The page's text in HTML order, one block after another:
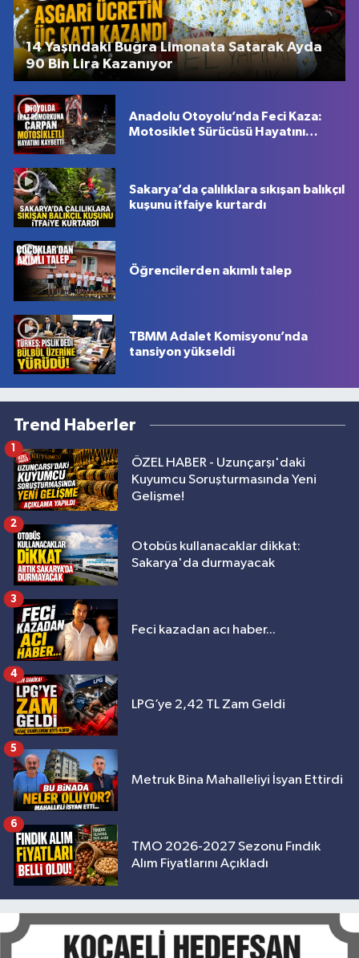
14 Yaşındaki Buğra Limonata Satarak Ayda
90 Bin Lira Kazanıyor
Anadolu Otoyolu’nda Feci Kaza:
Motosiklet Sürücüsü Hayatını
Sakarya’da çalılıklara sıkışan balıkçıl
kuşunu itfaiye kurtardı
Öğrencilerden akımlı talep
TBMM Adalet Komisyonu’nda
tansiyon yükseldi
Trend Haberler
ÖZEL HABER - Uzunçarşı'daki
Kuyumcu Soruşturmasında Yeni
Gelişme!
1
Otobüs kullanacaklar dikkat:
Sakarya'da durmayacak
2
Feci kazadan acı haber...
3
LPG’ye 2,42 TL Zam Geldi
4
Metruk Bina Mahalleliyi İsyan Ettirdi
5
TMO 2026-2027 Sezonu Fındık
Alım Fiyatlarını Açıkladı
6